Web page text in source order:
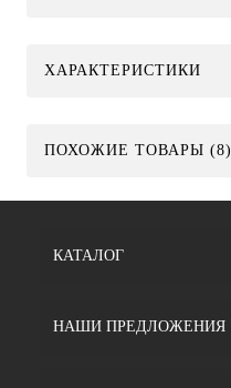
ХАРАКТЕРИСТИКИ
ПОХОЖИЕ ТОВАРЫ (8)
КАТАЛОГ
НАШИ ПРЕДЛОЖЕНИЯ